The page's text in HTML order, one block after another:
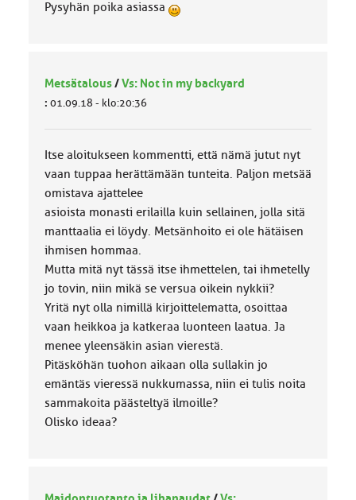
Pysyhän poika asiassa
Metsätalous/Vs: Not in my backyard
: 01.09.18 - klo:20:36
Itse aloitukseen kommentti, että nämä jutut nyt
vaan tuppaa herättämään tunteita. Paljon metsää
omistava ajattelee
asioista monasti erilailla kuin sellainen, jolla sitä
manttaalia ei löydy. Metsänhoito ei ole hätäisen
ihmisen hommaa.
Mutta mitä nyt tässä itse ihmettelen, tai ihmetelly
jo tovin, niin mikä se versua oikein nykkii?
Yritä nyt olla nimillä kirjoittelematta, osoittaa
vaan heikkoa ja katkeraa luonteen laatua. Ja
menee yleensäkin asian vierestä.
Pitäsköhän tuohon aikaan olla sullakin jo
emäntäs vieressä nukkumassa, niin ei tulis noita
sammakoita päästeltyä ilmoille?
Olisko ideaa?